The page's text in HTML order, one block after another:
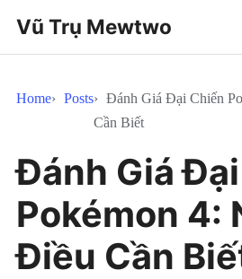
Vũ Trụ Mewtwo
Home Posts
Đánh Giá Đại Chiến
Cần Biết
Đánh Giá
Pokémon 4:
Điều Cần